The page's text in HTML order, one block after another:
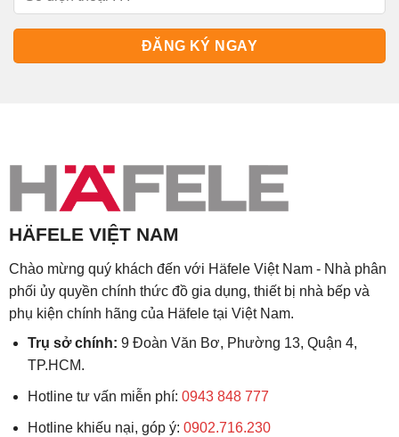
HÄFELE VIỆT NAM
Chào mừng quý khách đến với Häfele Việt Nam - Nhà phân
phối ủy quyền chính thức đồ gia dụng, thiết bị nhà bếp và
phụ kiện chính hãng của Häfele tại Việt Nam.
Trụ sở chính: 9 Đoàn Văn Bơ, Phường 13, Quận 4,
TP.HCM.
Hotline tư vấn miễn phí: 0943 848 777
Hotline khiếu nại, góp ý: 0902.716.230